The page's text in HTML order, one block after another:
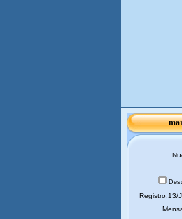
Registro:13/